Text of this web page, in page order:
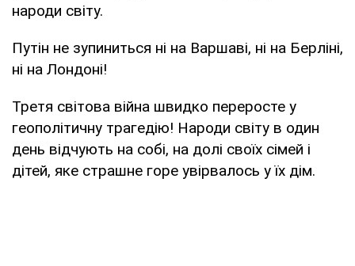
народи світу.
Путін не зупиниться ні на Варшаві, ні на Берліні,
ні на Лондоні!
Третя світова війна швидко переросте у
геополітичну трагедію! Народи світу в один
день відчують на собі, на долі своїх сімей і
дітей, яке страшне горе увірвалось у їх дім.